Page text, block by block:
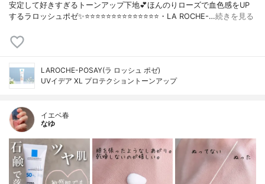
安定して好きすぎるトーンアップ下地💕ほんのりローズで血色感をUP
するラロッシュポゼ✨⭐️⭐️⭐️⭐️⭐️⭐️⭐️⭐️⭐️⭐️⭐️⭐️⭐️⭐️・LA ROCHE-…続きを見る
LAROCHE-POSAY(ラ ロッシュ ポゼ)
UVイデア XL プロテクショントーンアップ
イエベ春
なゆ